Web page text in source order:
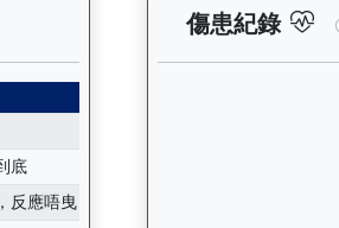
馬匹所有試閘（Barrier
底
反應唔曳
傷患紀錄